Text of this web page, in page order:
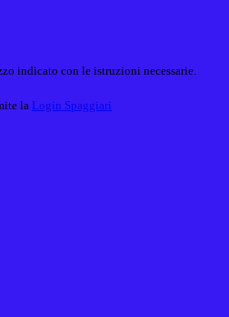
indicato con le istruzioni necessarie.
la Login Spaggiari